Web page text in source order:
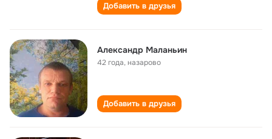
Добавить в друзья
Александр Маланьин
42 года,назарово
Добавить в друзья